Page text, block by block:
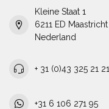
Kleine Staat 1
6211 ED Maastricht
Nederland
+ 31 (0)43 325 21 21
+31 6 106 271 95